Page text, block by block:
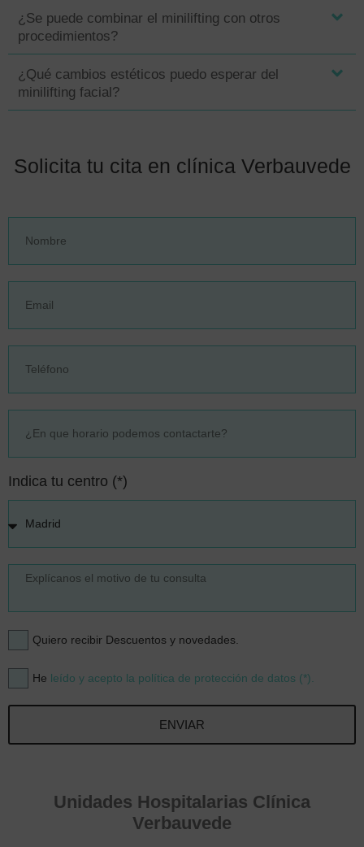
¿Se puede combinar el minilifting con otros
procedimientos?
¿Qué cambios estéticos puedo esperar del
minilifting facial?
Solicita tu cita en clínica Verbauvede
Indica tu centro (*)
Quiero recibir Descuentos y novedades.
He leído y acepto la política de protección de datos (*).
ENVIAR
Unidades Hospitalarias Clínica
Verbauvede